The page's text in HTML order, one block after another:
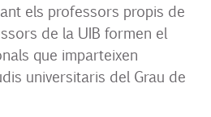
els professors propis de
de la UIB formen el
que imparteixen
universitaris del Grau de